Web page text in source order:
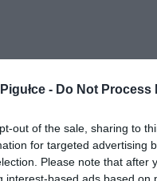
- Do Not Process
out of the sale, sharing to
for targeted advertising
Please note that after
interest-based ads based